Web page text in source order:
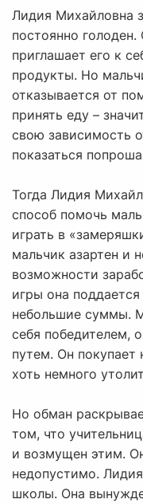
Лидия Михайловна
постоянно
приглашает его к
продукты. Но
отказывается от
принять еду –
свою зависимость
показаться
Тогда Лидия
способ помочь
играть в
мальчик азартен и
возможности
игры она
небольшие суммы.
себя победителем,
путем. Он покупает
хоть немного
Но обман
том, что
и возмущен этим.
недопустимо.
школы. Она